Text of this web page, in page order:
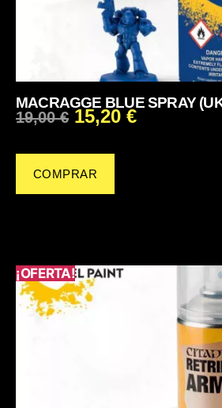
MACRAGGE BLUE SPRAY
19,00€ 15,20 €
COMPRAR
¡OFERTA!